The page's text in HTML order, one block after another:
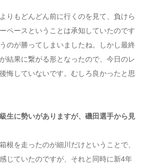
りもどんどん前に行くのを見て、負けら
ペースということは承知していたのです
のが勝ってしまいましたね。しかし最終
結果に繋がる形となったので、今日のレ
悔していないです。むしろ良かったと思
生に勢いがありますが、磯田選手から見
根を走ったのが細川だけということで、
じていたのですが、それと同時に新4年